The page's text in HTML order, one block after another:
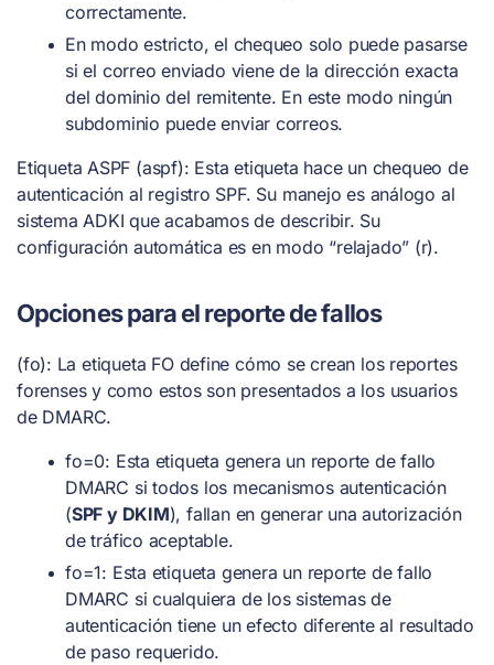
correctamente.
En modo estricto, el chequeo solo puede pasarse
si el correo enviado viene de la dirección exacta
del dominio del remitente. En este modo ningún
subdominio puede enviar correos.
Etiqueta ASPF (aspf): Esta etiqueta hace un chequeo de
autenticación al registro SPF. Su manejo es análogo al
sistema ADKI que acabamos de describir. Su
configuración automática es en modo “relajado” (r).
Opciones para el reporte de fallos
(fo): La etiqueta FO define cómo se crean los reportes
forenses y como estos son presentados a los usuarios
de DMARC.
fo=0: Esta etiqueta genera un reporte de fallo
DMARC si todos los mecanismos autenticación
(SPF y DKIM), fallan en generar una autorización
de tráfico aceptable.
fo=1: Esta etiqueta genera un reporte de fallo
DMARC si cualquiera de los sistemas de
autenticación tiene un efecto diferente al resultado
de paso requerido.